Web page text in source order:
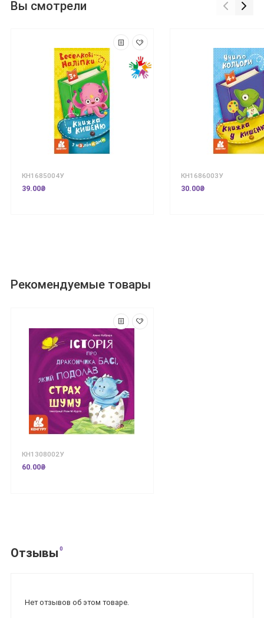
Вы смотрели
КН1685004У
39.00₴
КН1686003У
30.00₴
Рекомендуемые товары
КН1308002У
60.00₴
Отзывы 0
Нет отзывов об этом товаре.